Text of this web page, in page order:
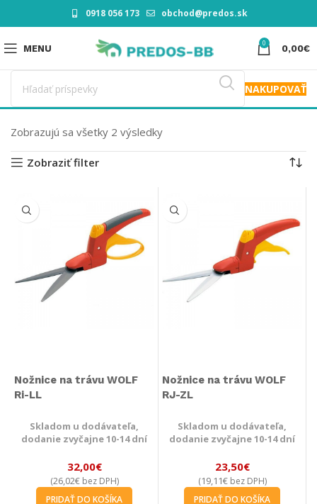
0918 056 173 obchod@predos.sk
MENU 0 0,00€
NAKUPOVAŤ
Zobrazujú sa všetky 2 výsledky
Zobraziť filter
Nožnice na trávu WOLF
Ri-LL
Skladom u dodávateľa,
dodanie zvyčajne 10-14 dní
32,00€
(26,02€bez DPH)
PRIDAŤ DO KOŠÍKA
Nožnice na trávu WOLF
RJ-ZL
Skladom u dodávateľa,
dodanie zvyčajne 10-14 dní
23,50€
(19,11€bez DPH)
PRIDAŤ DO KOŠÍKA